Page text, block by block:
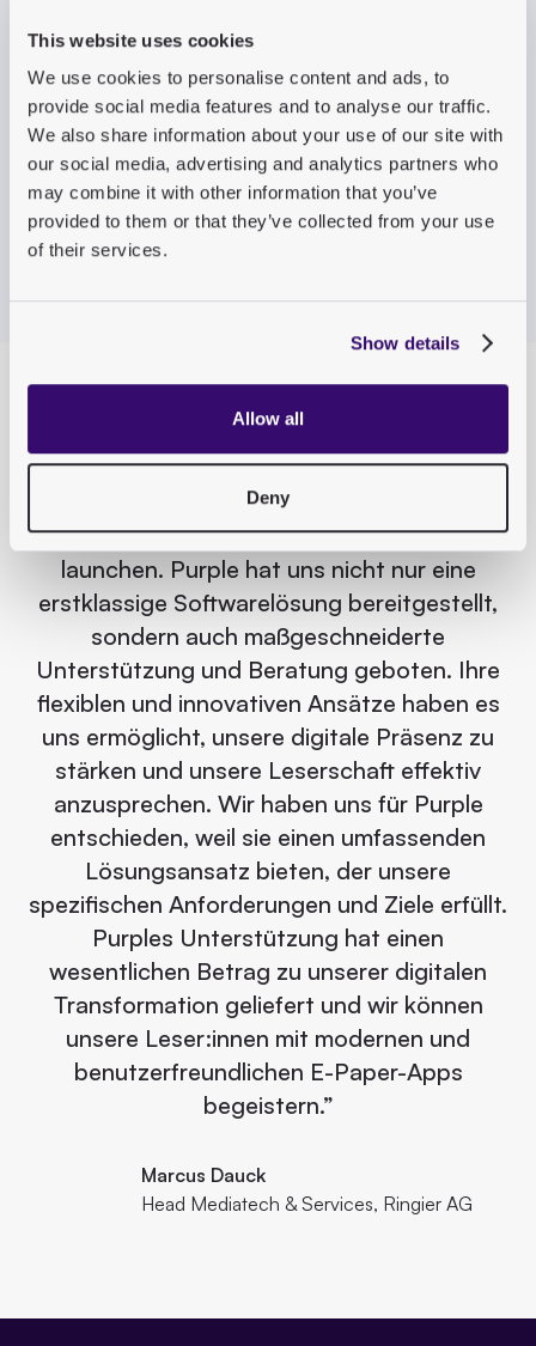
This website uses cookies
We use cookies to personalise content and ads, to
provide social media features and to analyse our traffic.
We also share information about your use of our site with
our social media, advertising and analytics partners who
may combine it with other information that you’ve
provided to them or that they’ve collected from your use
of their services.
Show details
Allow all
Deny
“Das Fachwissen des Purple-Teams und
seine technologische Expertise haben uns
dabei geholfen, erfolgreich neue E-Paper-
Apps für alle unsere Zeitschriften zu
launchen. Purple hat uns nicht nur eine
erstklassige Softwarelösung bereitgestellt,
sondern auch maßgeschneiderte
Unterstützung und Beratung geboten. Ihre
flexiblen und innovativen Ansätze haben es
uns ermöglicht, unsere digitale Präsenz zu
stärken und unsere Leserschaft effektiv
anzusprechen. Wir haben uns für Purple
entschieden, weil sie einen umfassenden
Lösungsansatz bieten, der unsere
spezifischen Anforderungen und Ziele erfüllt.
Purples Unterstützung hat einen
wesentlichen Betrag zu unserer digitalen
Transformation geliefert und wir können
unsere Leser:innen mit modernen und
benutzerfreundlichen E-Paper-Apps
begeistern.”
Marcus Dauck
Head Mediatech & Services, Ringier AG